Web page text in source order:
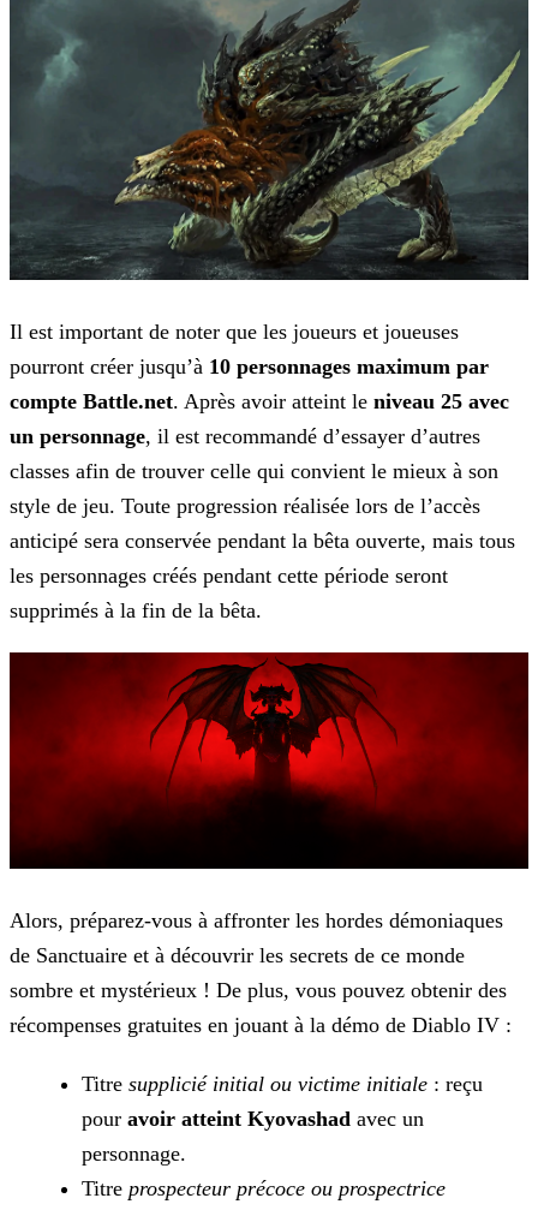
Il est important de noter que les joueurs et joueuses
pourront créer jusqu’à 10 personnages maximum par
compte Battle.net. Après avoir atteint le niveau 25 avec
un personnage, il est recommandé d’essayer d’autres
classes afin de trouver celle qui convient le mieux à son
style de jeu. Toute progression réalisée lors de l’accès
anticipé sera conservée pendant la bêta ouverte, mais tous
les personnages créés pendant cette période seront
supprimés à la fin de la bêta.
Alors, préparez-vous à affronter les hordes démoniaques
de Sanctuaire et à découvrir les secrets de ce monde
sombre et mystérieux ! De plus, vous pouvez obtenir des
récompenses gratuites en jouant à la démo de Diablo IV :
Titre supplicié initial ou victime initiale : reçu
pour avoir atteint Kyovashad avec un
personnage.
Titre prospecteur précoce ou prospectrice